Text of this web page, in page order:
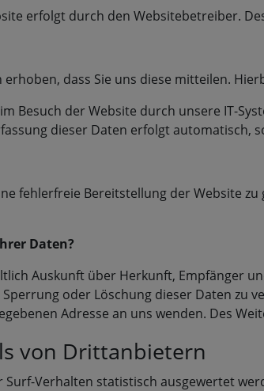
erfolgt durch den Websitebetreiber.
dass Sie uns diese mitteilen.
Besuch der Website durch unsere IT-
dieser Daten erfolgt automatisch,
fehlerfreie Bereitstellung der Website
Daten?
Auskunft über Herkunft, Empfänger
oder Löschung dieser Daten zu
Adresse an uns wenden. Des
von Drittanbietern
Surf-Verhalten statistisch ausgewertet